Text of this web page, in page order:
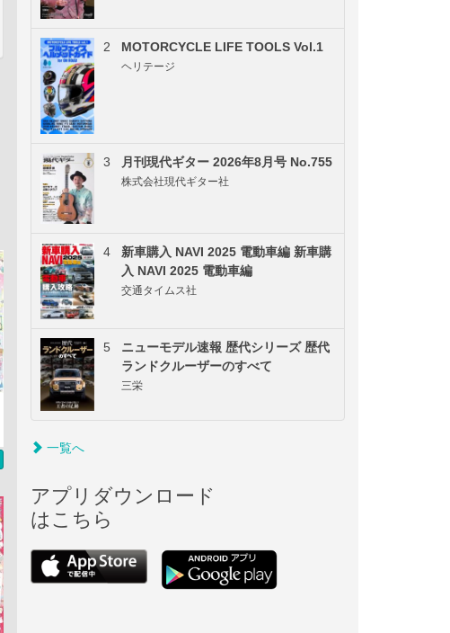
2 MOTORCYCLE LIFE TOOLS Vol.1
ヘリテージ
3 月刊現代ギター 2026年8月号 No.755
株式会社現代ギター社
4
新車購入 NAVI 2025 電動車編 新車購
入 NAVI 2025 電動車編
交通タイムス社
5
ニューモデル速報 歴代シリーズ 歴代
ランドクルーザーのすべて
三栄
一覧へ
アプリダウンロード
はこちら